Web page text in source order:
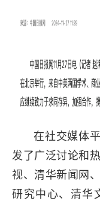
在社交媒体
发了广泛讨论和
视、清华新闻网
研究中心、清华